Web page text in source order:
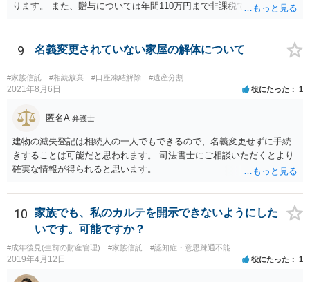
ります。 また、贈与については年間110万円まで非課税であり、トイ
9 名義変更されていない家屋の解体について
#家族信託 #相続放棄 #口座凍結解除 #遺産分割
2021年8月6日 役にたった 1
匿名A 弁護士
建物の滅失登記は相続人の一人でもできるので、名義変更せずに手続
きすることは可能だと思われます。 司法書士にご相談いただくとより
確実な情報が得られると思います。
10
家族でも、私のカルテを開示できないようにした
いです。可能ですか？
#成年後見(生前の財産管理) #家族信託 #認知症・意思疎通不能
2019年4月12日 役にたった 1